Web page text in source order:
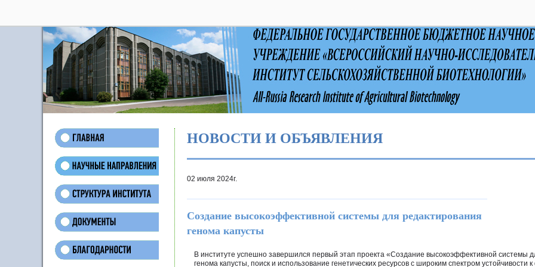
НОВОСТИ И ОБЪЯВЛЕНИЯ
02 июля 2024г.
Создание высокоэффективной системы для редактирования
генома капусты
В институте успешно завершился первый этап проекта «Создание высокоэффективной системы
генома капусты, поиск и использование генетических ресурсов с широким спектром устойчивости к